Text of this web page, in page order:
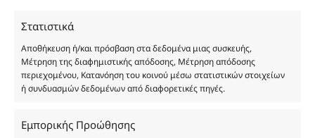
Στατιστικά
Αποθήκευση ή/και πρόσβαση στα δεδομένα μιας συσκευής,
Μέτρηση της διαφημιστικής απόδοσης, Μέτρηση απόδοσης
περιεχομένου, Κατανόηση του κοινού μέσω στατιστικών στοιχείων
ή συνδυασμών δεδομένων από διαφορετικές πηγές.
Εμπορικής Προώθησης
προϊόντων αποτελούν αναφαίρετη και
Δημιουργών-Οίκων. Οι εικόνες ενδέχεται να
υπόκεινται σε πνευματικά δικαιώματα.
Με επιφύλαξη κάθε νόμιμου δικαιώματος.